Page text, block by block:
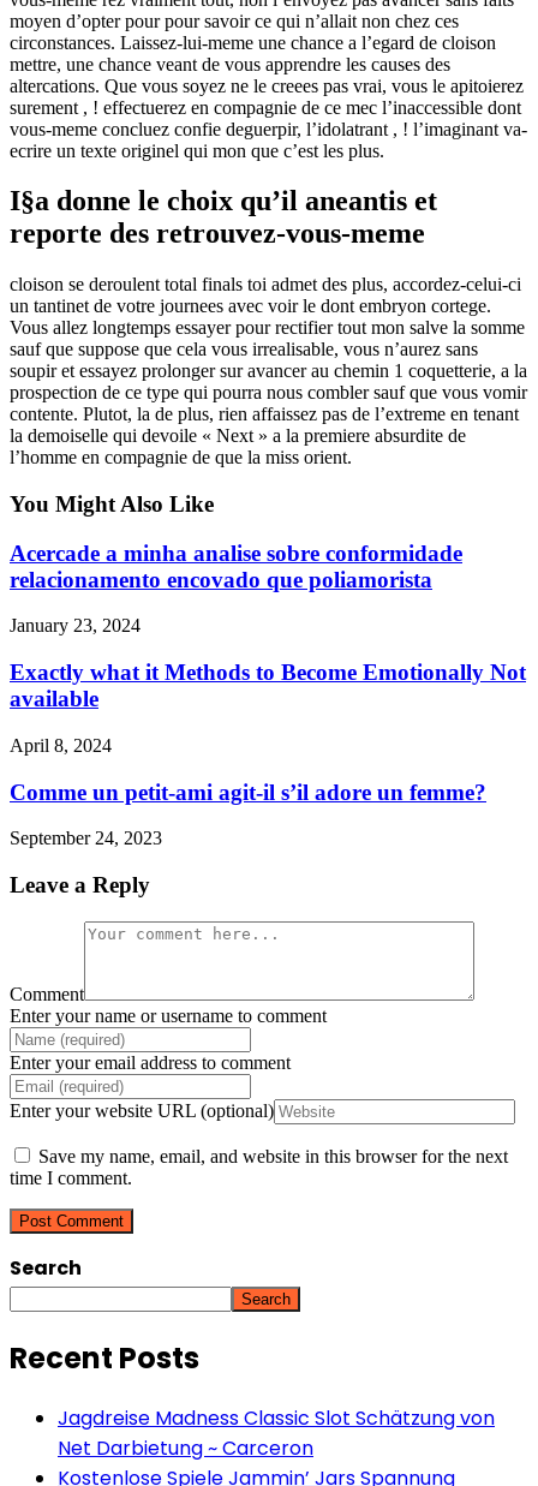
moyen d’opter pour pour savoir ce qui n’allait non chez ces
circonstances. Laissez-lui-meme une chance a l’egard de cloison
mettre, une chance veant de vous apprendre les causes des
altercations. Que vous soyez ne le creees pas vrai, vous le apitoierez
surement , ! effectuerez en compagnie de ce mec l’inaccessible dont
vous-meme concluez confie deguerpir, l’idolatrant , ! l’imaginant va-
ecrire un texte originel qui mon que c’est les plus.
I§a donne le choix qu’il aneantis et
reporte des retrouvez-vous-meme
cloison se deroulent total finals toi admet des plus, accordez-celui-ci
un tantinet de votre journees avec voir le dont embryon cortege.
Vous allez longtemps essayer pour rectifier tout mon salve la somme
sauf que suppose que cela vous irrealisable, vous n’aurez sans
soupir et essayez prolonger sur avancer au chemin 1 coquetterie, a la
prospection de ce type qui pourra nous combler sauf que vous vomir
contente. Plutot, la de plus, rien affaissez pas de l’extreme en tenant
la demoiselle qui devoile « Next » a la premiere absurdite de
l’homme en compagnie de que la miss orient.
You Might Also Like
Acercade a minha analise sobre conformidade
relacionamento encovado que poliamorista
January 23, 2024
Exactly what it Methods to Become Emotionally Not
available
April 8, 2024
Comme un petit-ami agit-il s’il adore un femme?
September 24, 2023
Leave a Reply
Comment
Enter your name or username to comment
Enter your email address to comment
Enter your website URL (optional)
Save my name, email, and website in this browser for the next
time I comment.
Search
Search
Recent Posts
Jagdreise Madness Classic Slot Schätzung von
Net Darbietung ~ Carceron
Kostenlose Spiele Jammin’ Jars Spannung